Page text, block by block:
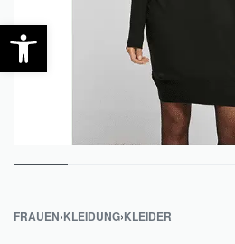
FRAUEN›KLEIDUNG›KLEIDER
Werkzeugleiste öffnen